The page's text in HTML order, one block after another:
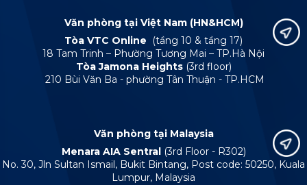
Văn phòng tại Việt Nam (HN&HCM)
Tòa VTC Online
(tầng 10 & tầng 17)
18 Tam Trinh – Phường Tương Mai – TP.Hà Nội
Tòa Jamona Heights (3rd floor)
210 Bùi Văn Ba - phường Tân Thuận - TP.HCM
Văn phòng tại Malaysia
Menara AIA Sentral (3rd Floor - R302)
No. 30, Jln Sultan Ismail, Bukit Bintang, Post code: 50250, Kuala
Lumpur, Malaysia